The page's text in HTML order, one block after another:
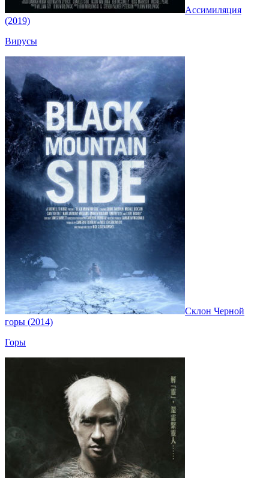
Ассимиляция
(2019)
Вирусы
Склон Черной
горы (2014)
Горы